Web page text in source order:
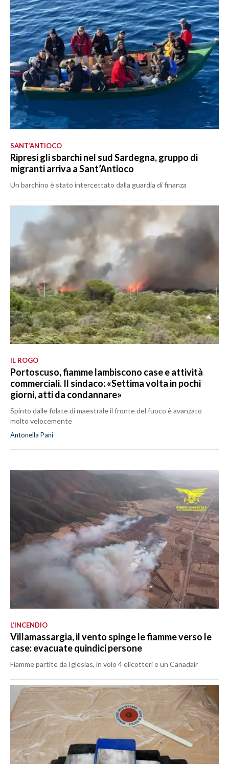
SANT’ANTIOCO
Ripresi gli sbarchi nel sud Sardegna, gruppo di
migranti arriva a Sant’Antioco
Un barchino è stato intercettato dalla guardia di finanza
IL ROGO
Portoscuso, fiamme lambiscono case e attività
commerciali. Il sindaco: «Settima volta in pochi
giorni, atti da condannare»
Spinto dalle folate di maestrale il fronte del fuoco è avanzato
molto velocemente
Antonella Pani
L’INCENDIO
Villamassargia, il vento spinge le fiamme verso le
case: evacuate quindici persone
Fiamme partite da Iglesias, in volo 4 elicotteri e un Canadair